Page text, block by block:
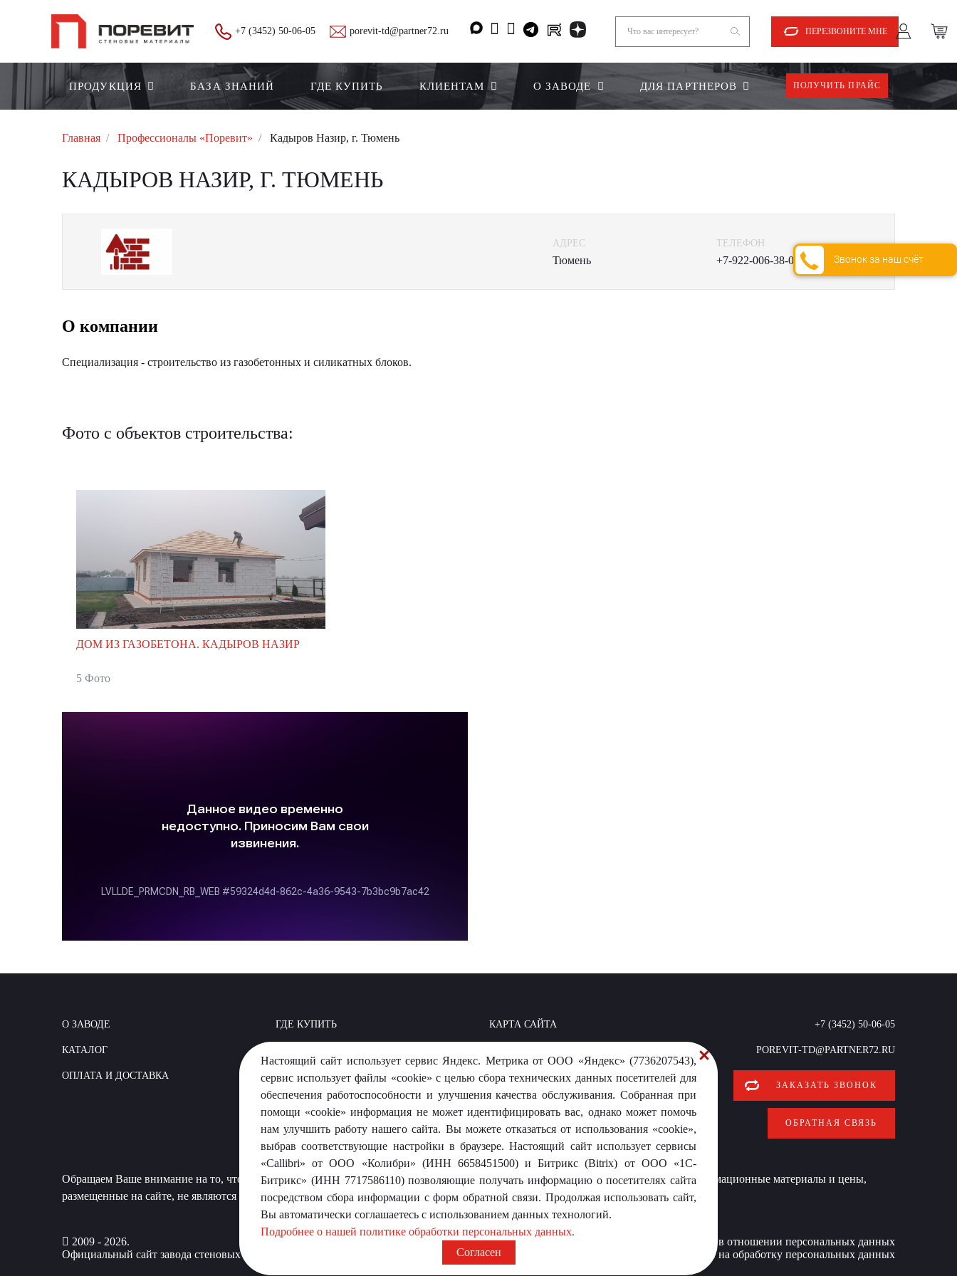
+7 (3452) 50-06-05 porevit-td@partner72.ru ПЕРЕЗВОНИТЕ МНЕ
ПРОДУКЦИЯ БАЗА ЗНАНИЙ ГДЕ КУПИТЬ КЛИЕНТАМ О ЗАВОДЕ ДЛЯ ПАРТНЕРОВ ПОЛУЧИТЬ ПРАЙС
Главная Профессионалы «Поревит» Кадыров Назир, г. Тюмень
КАДЫРОВ НАЗИР, Г. ТЮМЕНЬ
АДРЕС
Тюмень
ТЕЛЕФОН
+7-922-006-38-00
О компании
Специализация - строительство из газобетонных и силикатных блоков.
Фото с объектов строительства:
ДОМ ИЗ ГАЗОБЕТОНА. КАДЫРОВ НАЗИР
5 Фото
О ЗАВОДЕ
КАТАЛОГ
ОПЛАТА И ДОСТАВКА
ГДЕ КУПИТЬ
ВОПРОС-ОТВЕТ
КАРТА САЙТА +7 (3452) 50-06-05
POREVIT-TD@PARTNER72.RU
ЗАКАЗАТЬ ЗВОНОК
ОБРАТНАЯ СВЯЗЬ
Обращаем Ваше внимание на то, что данный сайт носит исключительно информационный характер и ни при каких условиях информационные материалы и цены,
размещенные на сайте, не являются публичной офертой.
2009 - 2026.
Официальный сайт завода стеновых материалов «Поревит»
Политика в отношении персональных данных
Согласие на обработку персональных данных
Настоящий сайт использует сервис Яндекс. Метрика от ООО «Яндекс» (7736207543),
сервис использует файлы «cookie» с целью сбора технических данных посетителей для
обеспечения работоспособности и улучшения качества обслуживания. Собранная при
помощи «cookie» информация не может идентифицировать вас, однако может помочь
нам улучшить работу нашего сайта. Вы можете отказаться от использования «cookie»,
выбрав соответствующие настройки в браузере. Настоящий сайт использует сервисы
«Callibri» от ООО «Колибри» (ИНН 6658451500) и Битрикс (Bitrix) от ООО «1С-
Битрикс» (ИНН 7717586110) позволяющие получать информацию о посетителях сайта
посредством сбора информации с форм обратной связи. Продолжая использовать сайт,
Вы автоматически соглашаетесь с использованием данных технологий.
Подробнее о нашей политике обработки персональных данных.
Согласен
Звонок за наш счёт